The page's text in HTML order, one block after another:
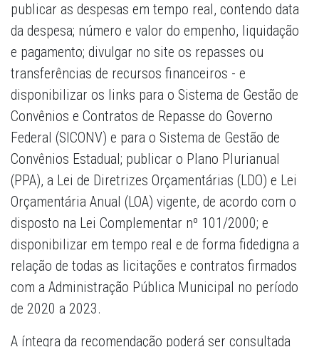
publicar as despesas em tempo real, contendo data
da despesa; número e valor do empenho, liquidação
e pagamento; divulgar no site os repasses ou
transferências de recursos financeiros - e
disponibilizar os links para o Sistema de Gestão de
Convênios e Contratos de Repasse do Governo
Federal (SICONV) e para o Sistema de Gestão de
Convênios Estadual; publicar o Plano Plurianual
(PPA), a Lei de Diretrizes Orçamentárias (LDO) e Lei
Orçamentária Anual (LOA) vigente, de acordo com o
disposto na Lei Complementar nº 101/2000; e
disponibilizar em tempo real e de forma fidedigna a
relação de todas as licitações e contratos firmados
com a Administração Pública Municipal no período
de 2020 a 2023.
A íntegra da recomendação poderá ser consultada